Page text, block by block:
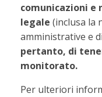
comunicazioni e
legale (inclusa la
amministrative e
pertanto, di
monitorato.
Per ulteriori